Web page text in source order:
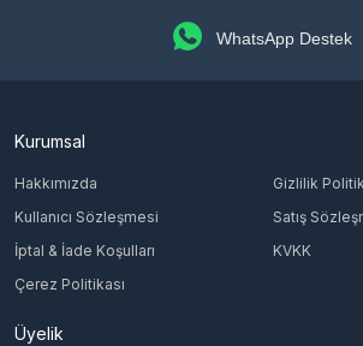
WhatsApp Destek
Kurumsal
Hakkımızda
Gizlilik
Kullanıcı Sözleşmesi
Satış
İptal & İade Koşulları
KVKK
Çerez Politikası
Üyelik